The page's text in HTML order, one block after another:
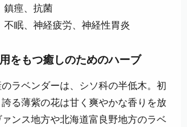
鎮痙、抗菌
不眠、神経疲労、神経性胃炎
をもつ癒しのためのハーブ
ラベンダーは、シソ科の半低木。初
る薄紫の花は甘く爽やかな香りを放
ンス地方や北海道富良野地方のラベ